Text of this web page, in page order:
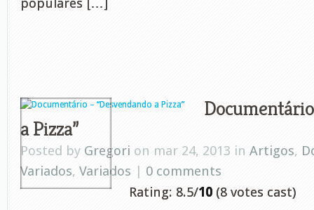
a Pizza”
Posted by Gregori on mar 24, 2013 in Artigos,
Variados, Variados | 0 comments
Rating: 8.5/10 (8 votes cast)